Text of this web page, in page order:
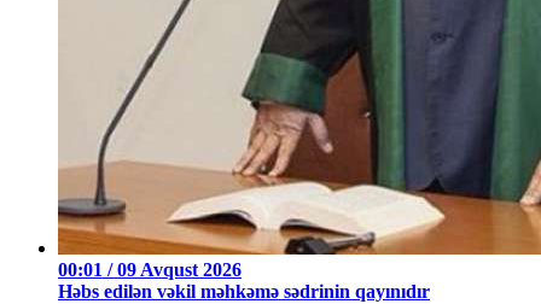
00:01 / 09 Avqust 2026
Həbs edilən vəkil məhkəmə sədrinin qayınıdır